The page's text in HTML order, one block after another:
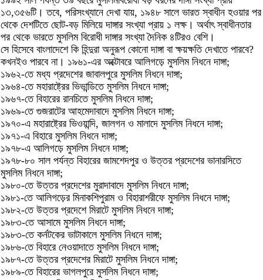
১৩,৩৫৬টি। তবে, পরিসংখ্যানে দেখা যায়, ১৯৪৮ সালে ভারত স্বাধীন হওয়ার পর
থেকে দেশটিতে ছোট-বড় মিলিয়ে দাঙ্গার সংখ্যা প্রায় ১ লক্ষ। অর্থাৎ স্বাধীনতার
পর থেকে ভারতে মুসলিম বিরোধী দাঙ্গার সংখ্যা দৈনিক ৪টিরও বেশি।
সে হিসেবে বাংলাদেশে কি হিন্দুরা অনুরূপ কোনো দাঙ্গা বা ক্ষয়ক্ষতি দেখাতে পারবে?
কখনইও পারবে না। ১৯৬১-এর অক্টোবরে আলিগড়ে মুসলিম নিধনে দাঙ্গা;
১৯৬২-তে মধ্য প্রদেশের জাবালপুরে মুসলিম নিধনে দাঙ্গা;
১৯৬৪-তে মহারাষ্ট্রের ভিভান্ডিতে মুসলিম নিধনে দাঙ্গা;
১৯৬৭-তে বিহারের রানচিতে মুসলিম নিধনে দাঙ্গা;
১৯৬৯-তে গুজরাটের আহমেদাবাদে মুসলিম নিধনে দাঙ্গা;
১৯৭০-এ মহারাষ্ট্রের ভিওয়ান্দি, জালগন ও মালাদে মুসলিম নিধনে দাঙ্গা;
১৯৭১-এ বিহারে মুসলিম নিধনে দাঙ্গা;
১৯৭৮-এ আলিগড়ে মুসলিম নিধনে দাঙ্গা;
১৯৭৮-৮০ সাল পর্যন্ত বিহারের জামশেদপুর ও উত্তর প্রদেশের ভানারসিতে
মুসলিম নিধনে দাঙ্গা;
১৯৮০-তে উত্তর প্রদেশের মুরাদাবাদে মুসলিম নিধনে দাঙ্গা;
১৯৮১-তে আলিগড়ের মিনাকশিপুরাম ও বিহারাশরীফে মুসলিম নিধনে দাঙ্গা;
১৯৮২-তে উত্তর প্রদেশে মিরাটে মুসলিম নিধনে দাঙ্গা;
১৯৮৩-তে আসামে মুসলিম নিধনে দাঙ্গা;
১৯৮৩-তে কর্নটকের ভাটাকালে মুসলিম নিধনে দাঙ্গা;
১৯৮৬-তে বিহারে নেওয়াদাতে মুসলিম নিধনে দাঙ্গা;
১৯৮৭-তে উত্তর প্রদেশের মিরাটে মুসলিম নিধনে দাঙ্গা;
১৯৮৯-তে বিহারের ভাগলপুরে মুসলিম নিধনে দাঙ্গা;